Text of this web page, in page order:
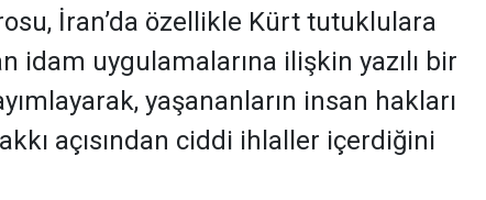
İran’da özellikle Kürt tutuklulara
idam uygulamalarına ilişkin yazılı bir
yaşananların insan hakları
açısından ciddi ihlaller içerdiğini